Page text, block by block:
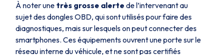
À noter une très grosse alerte de l’intervenant au
sujet des dongles OBD, qui sont utilisés pour faire des
diagnostiques, mais sur lesquels on peut connecter des
smartphones. Ces équipements ouvrent une porte sur le
réseau interne du véhicule, et ne sont pas certifiés